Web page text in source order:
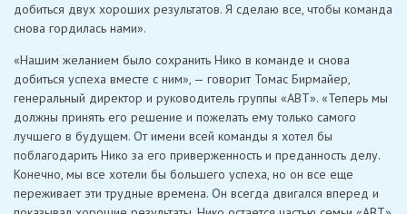
добиться двух хороших результатов. Я сделаю все, чтобы команда
снова гордилась нами».
«Нашим желанием было сохранить Нико в команде и снова
добиться успеха вместе с ним», — говорит Томас Бирмайер,
генеральный директор и руководитель группы «ABT». «Теперь мы
должны принять его решение и пожелать ему только самого
лучшего в будущем. От имени всей команды я хотел бы
поблагодарить Нико за его приверженность и преданность делу.
Конечно, мы все хотели бы большего успеха, но он все еще
переживает эти трудные времена. Он всегда двигался вперед и